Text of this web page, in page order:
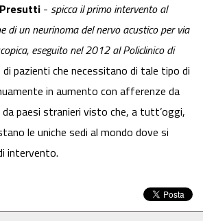
Presutti - spicca il primo intervento al
di un neurinoma del nervo acustico per via
eseguito nel 2012 al Policlinico di
di pazienti che necessitano di tale tipo di
in aumento con afferenze da
paesi stranieri visto che, a tutt’oggi,
le uniche sedi al mondo dove si
intervento.